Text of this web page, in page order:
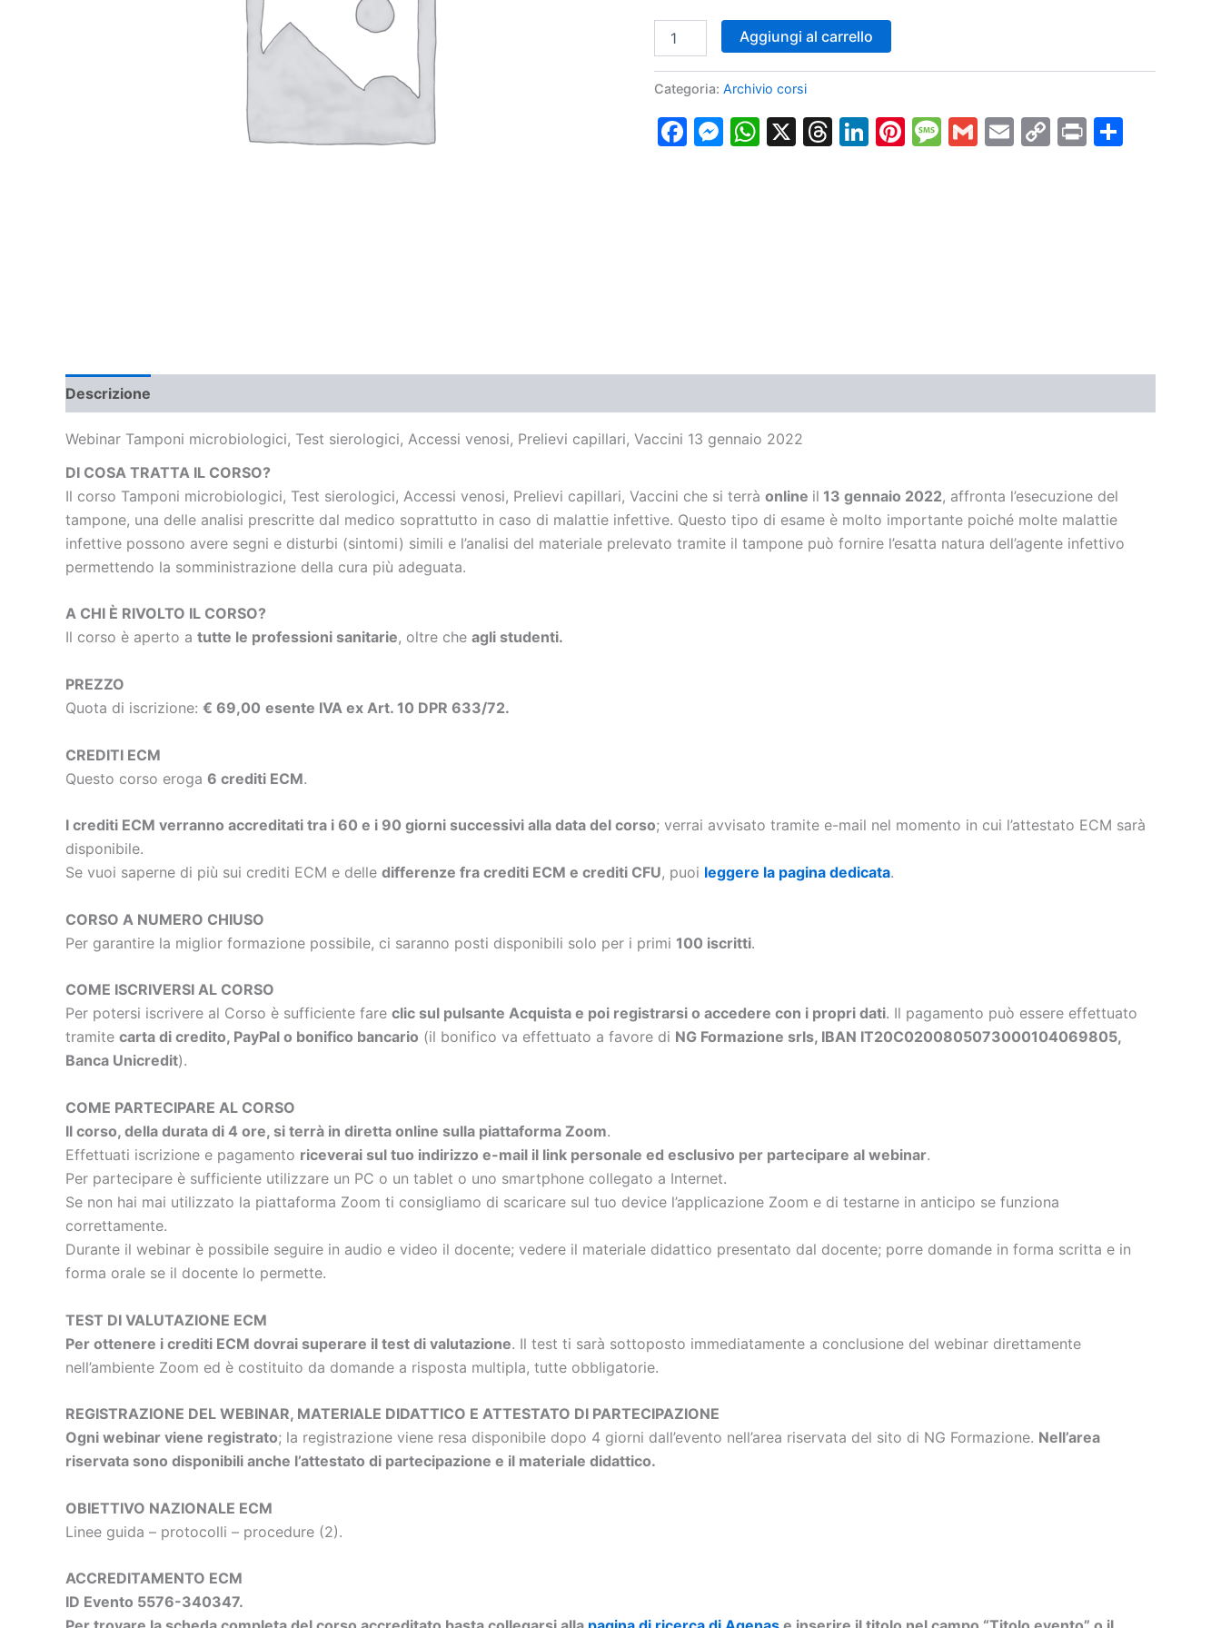
Tamponi
Test
sierologici,
Accessi
venosi,
Aggiungi al carrello
Categoria: Archivio corsi
Facebook
Messenger
WhatsApp
X Threads
LinkedIn
Pinterest
Message
GmailEmailCopy
Print
Descrizione
Webinar Tamponi microbiologici, Test sierologici, Accessi venosi, Prelievi capillari, Vaccini 13 gennaio 2022
DI COSA TRATTA IL CORSO?
Il corso Tamponi microbiologici, Test sierologici, Accessi venosi, Prelievi capillari, Vaccini che si terrà online il 13 gennaio 2022, affronta l’esecuzione del
tampone, una delle analisi prescritte dal medico soprattutto in caso di malattie infettive. Questo tipo di esame è molto importante poiché molte malattie
infettive possono avere segni e disturbi (sintomi) simili e l’analisi del materiale prelevato tramite il tampone può fornire l’esatta natura dell’agente infettivo
permettendo la somministrazione della cura più adeguata.
A CHI È RIVOLTO IL CORSO?
Il corso è aperto a tutte le professioni sanitarie, oltre che agli studenti.
PREZZO
Quota di iscrizione: € 69,00 esente IVA ex Art. 10 DPR 633/72.
CREDITI ECM
Questo corso eroga 6 crediti ECM.
I crediti ECM verranno accreditati tra i 60 e i 90 giorni successivi alla data del corso; verrai avvisato tramite e-mail nel momento in cui l’attestato ECM sarà
disponibile.
Se vuoi saperne di più sui crediti ECM e delle differenze fra crediti ECM e crediti CFU, puoi leggere la pagina dedicata.
CORSO A NUMERO CHIUSO
Per garantire la miglior formazione possibile, ci saranno posti disponibili solo per i primi 100 iscritti.
COME ISCRIVERSI AL CORSO
Per potersi iscrivere al Corso è sufficiente fare clic sul pulsante Acquista e poi registrarsi o accedere con i propri dati. Il pagamento può essere effettuato
tramite carta di credito, PayPal o bonifico bancario (il bonifico va effettuato a favore di NG Formazione srls, IBAN IT20C0200805073000104069805,
Banca Unicredit).
COME PARTECIPARE AL CORSO
Il corso, della durata di 4 ore, si terrà in diretta online sulla piattaforma Zoom.
Effettuati iscrizione e pagamento riceverai sul tuo indirizzo e-mail il link personale ed esclusivo per partecipare al webinar.
Per partecipare è sufficiente utilizzare un PC o un tablet o uno smartphone collegato a Internet.
Se non hai mai utilizzato la piattaforma Zoom ti consigliamo di scaricare sul tuo device l’applicazione Zoom e di testarne in anticipo se funziona
correttamente.
Durante il webinar è possibile seguire in audio e video il docente; vedere il materiale didattico presentato dal docente; porre domande in forma scritta e in
forma orale se il docente lo permette.
TEST DI VALUTAZIONE ECM
Per ottenere i crediti ECM dovrai superare il test di valutazione. Il test ti sarà sottoposto immediatamente a conclusione del webinar direttamente
nell’ambiente Zoom ed è costituito da domande a risposta multipla, tutte obbligatorie.
REGISTRAZIONE DEL WEBINAR, MATERIALE DIDATTICO E ATTESTATO DI PARTECIPAZIONE
Ogni webinar viene registrato; la registrazione viene resa disponibile dopo 4 giorni dall’evento nell’area riservata del sito di NG Formazione. Nell’area
riservata sono disponibili anche l’attestato di partecipazione e il materiale didattico.
OBIETTIVO NAZIONALE ECM
Linee guida – protocolli – procedure (2).
ACCREDITAMENTO ECM
ID Evento 5576-340347.